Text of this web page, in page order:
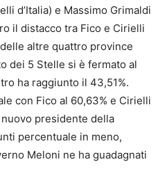
d’Italia) e Massimo Grimaldi
il distacco tra Fico e Cirielli
altre quattro province
dei 5 Stelle si è fermato al
ha raggiunto il 43,51%.
con Fico al 60,63% e Cirielli
presidente della
percentuale in meno,
Meloni ne ha guadagnati